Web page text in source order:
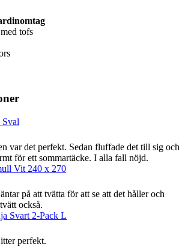
tofs
var det perfekt. Sedan fluffade det till sig och
för ett sommartäcke. I alla fall nöjd.
Vit 240 x 270
på att tvätta för att se att det håller och
också.
Svart 2-Pack L
perfekt.